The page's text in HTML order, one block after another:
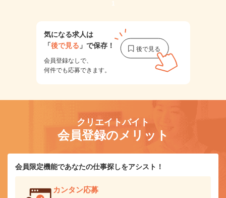
1
気になる求人は
「後で見る 」で保存！
会員登録なしで、
何件でも応募できます。
クリエイトバイト
会員登録のメリット
会員限定機能であなたの仕事探しをアシスト！
カンタン応募